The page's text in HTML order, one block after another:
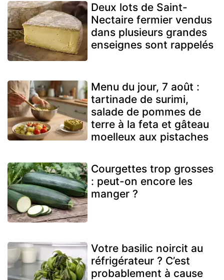
Deux lots de Saint-
Nectaire fermier vendus
dans plusieurs grandes
enseignes sont rappelés
Menu du jour, 7 août :
tartinade de surimi,
salade de pommes de
terre à la feta et gâteau
moelleux aux pistaches
Courgettes trop grosses
: peut-on encore les
manger ?
Votre basilic noircit au
réfrigérateur ? C’est
probablement à cause